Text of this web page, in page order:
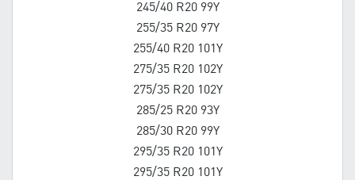
245/40 R20 99Y
255/35 R20 97Y
255/40 R20 101Y
275/35 R20 102Y
275/35 R20 102Y
285/25 R20 93Y
285/30 R20 99Y
295/35 R20 101Y
295/35 R20 101Y